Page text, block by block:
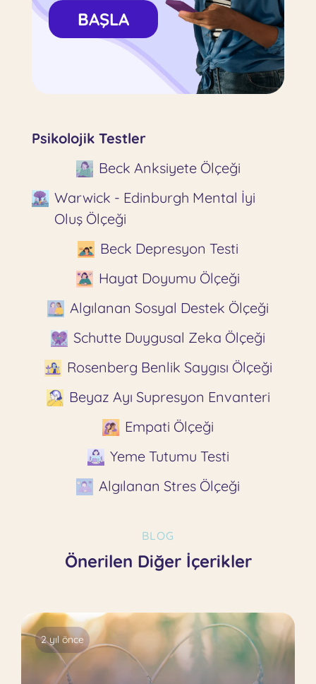
BAŞLA
Psikolojik Testler
Beck Anksiyete Ölçeği
Warwick - Edinburgh Mental İyi
Oluş Ölçeği
Beck Depresyon Testi
Hayat Doyumu Ölçeği
Algılanan Sosyal Destek Ölçeği
Schutte Duygusal Zeka Ölçeği
Rosenberg Benlik Saygısı Ölçeği
Beyaz Ayı Supresyon Envanteri
Empati Ölçeği
Yeme Tutumu Testi
Algılanan Stres Ölçeği
BLOG
Önerilen Diğer İçerikler
2 yıl önce